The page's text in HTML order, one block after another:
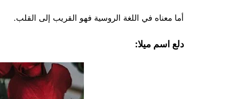
أما معناه في اللغة الروسية فهو القريب إلى القلب.
دلع اسم ميلا: